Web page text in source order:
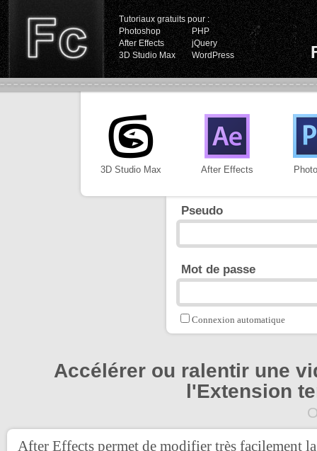
Tutoriaux gratuits pour :
Photoshop
PHP
After Effects
jQuery
3D Studio Max
WordPress
3D Studio Max After Effects
Pseudo
Mot de passe
Connexion automatique
Accélérer ou ralentir une
l'Extension
After Effects permet de modifier très facilement